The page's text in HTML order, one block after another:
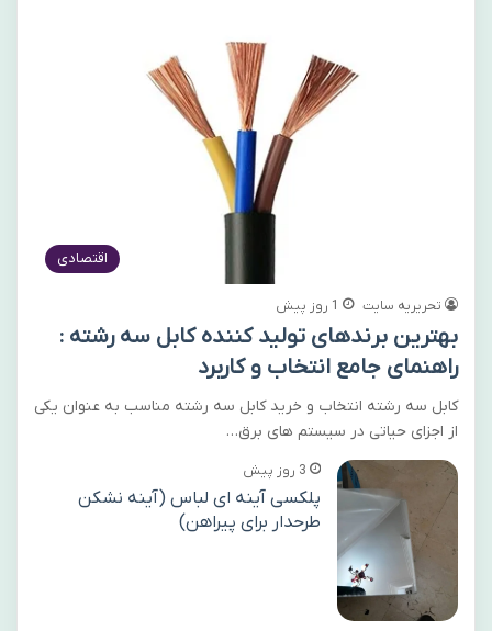
اقتصادی
تحریریه سایت 1 روز پیش
بهترین برندهای تولید کننده کابل سه رشته :
راهنمای جامع انتخاب و کاربرد
کابل سه رشته انتخاب و خرید کابل سه رشته مناسب به عنوان یکی
از اجزای حیاتی در سیستم های برق…
3 روز پیش
پلکسی آینه ای لباس (آینه نشکن
طرحدار برای پیراهن)